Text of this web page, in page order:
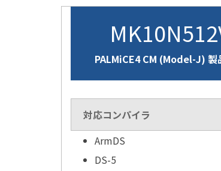
PALMiCE4 CM (Model-J) 製
対応コンパイラ
ArmDS
DS-5